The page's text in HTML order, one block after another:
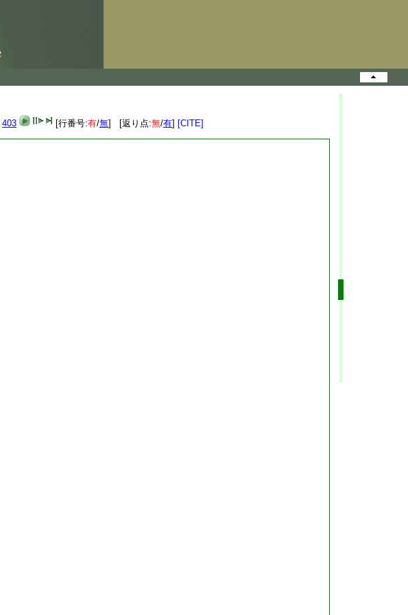
403 [行番号:有/無] [返り点:無/有] [CITE]